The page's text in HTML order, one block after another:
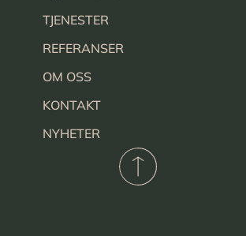
TJENESTER
REFERANSER
OM OSS
KONTAKT
NYHETER